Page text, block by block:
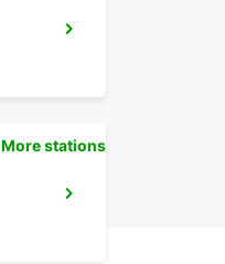
More stations